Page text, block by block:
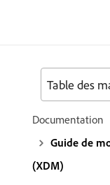
Documentation
Guide de
(XDM)
Table des